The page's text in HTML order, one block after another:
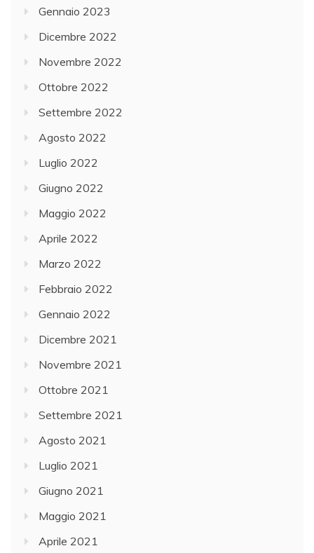
Gennaio 2023
Dicembre 2022
Novembre 2022
Ottobre 2022
Settembre 2022
Agosto 2022
Luglio 2022
Giugno 2022
Maggio 2022
Aprile 2022
Marzo 2022
Febbraio 2022
Gennaio 2022
Dicembre 2021
Novembre 2021
Ottobre 2021
Settembre 2021
Agosto 2021
Luglio 2021
Giugno 2021
Maggio 2021
Aprile 2021